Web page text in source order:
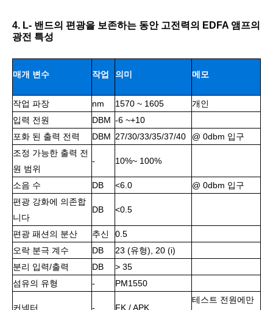
4. L- 밴드의 편광을 보존하는 동안 고전력의 EDFA 앰프의
광전 특성
매개 변수 작업
단위
의미 메모
작업 파장 nm 1570 ~ 1605
개인
입력 전원
DBM -6 ~+10
포화 된 출력 전력
DBM 27/30/33/35/37/40
@ 0dbm 입구
조정 가능한 출력 전
원 범위
- 10%~ 100%
소음 수 DB <6.0
@ 0dbm 입구
편광 강화에 의존합
니다
DB <0.5
편광 패션의 분산 추신
0.5
오락 분극 계수
DB
23 (유형), 20 (i)
분리 입력/출력
DB
> 35
섬유의 유형
- PM1550
커넥터 - FK / APK
테스트 전원에만